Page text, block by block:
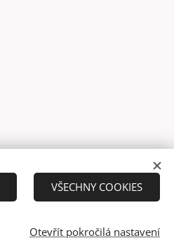
VŠECHNY COOKIES
Otevřít pokročilá nastavení